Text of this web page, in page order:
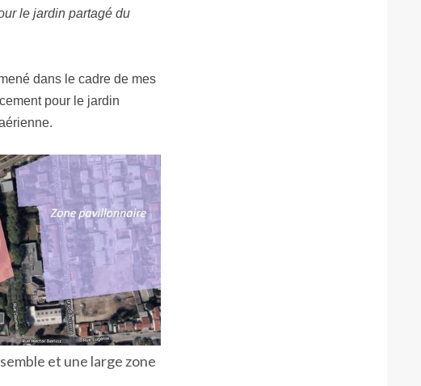
le jardin partagé du
dans le cadre de mes
pour le jardin
et une large zone